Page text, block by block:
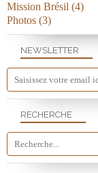
NEWSLETTER
RECHERCHE
Mission Brésil (4)
Photos (3)